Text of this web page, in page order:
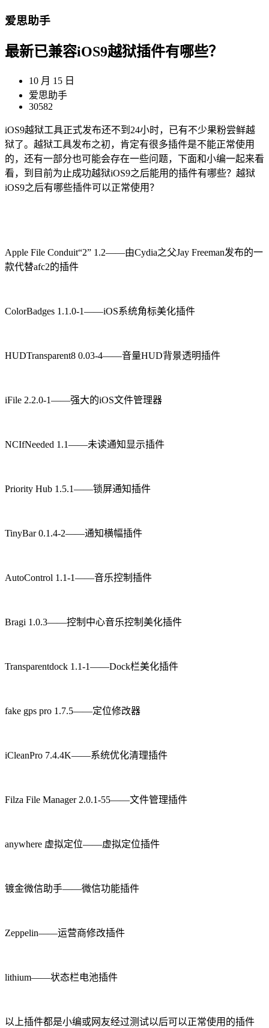
爱思助手
最新已兼容iOS9越狱插件有哪些？
10 月 15 日
爱思助手
30582
iOS9越狱工具正式发布还不到24小时，已有不少果粉尝鲜越
狱了。越狱工具发布之初，肯定有很多插件是不能正常使用
的，还有一部分也可能会存在一些问题，下面和小编一起来看
看，到目前为止成功越狱iOS9之后能用的插件有哪些？越狱
iOS9之后有哪些插件可以正常使用？
Apple File Conduit“2” 1.2——由Cydia之父Jay Freeman发布的一
款代替afc2的插件
ColorBadges 1.1.0-1——iOS系统角标美化插件
HUDTransparent8 0.03-4——音量HUD背景透明插件
iFile 2.2.0-1——强大的iOS文件管理器
NCIfNeeded 1.1——未读通知显示插件
Priority Hub 1.5.1——锁屏通知插件
TinyBar 0.1.4-2——通知横幅插件
AutoControl 1.1-1——音乐控制插件
Bragi 1.0.3——控制中心音乐控制美化插件
Transparentdock 1.1-1——Dock栏美化插件
fake gps pro 1.7.5——定位修改器
iCleanPro 7.4.4K——系统优化清理插件
Filza File Manager 2.0.1-55——文件管理插件
anywhere 虚拟定位——虚拟定位插件
镀金微信助手——微信功能插件
Zeppelin——运营商修改插件
lithium——状态栏电池插件
以上插件都是小编或网友经过测试以后可以正常使用的插件